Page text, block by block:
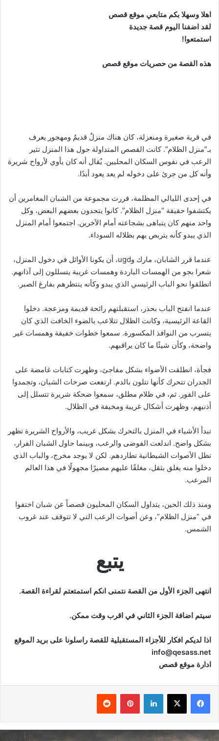
اهلا وسهلا بكم متابعي موقع قصص
لقد اضفنا اليوم قصة جديدة
استمتعوا!
هذه القصة من حصريات موقع قصص
في قرية صغيرة ومنعزلة، كان هناك منزلٌ قديمٌ ومهجور يعرف
بـ”منزل الظلام”. كانت القصص المتداولة حول هذا المنزل تثير
الرعب في نفوس السكان المحليين. يُقال أنه كان يأوي لأرواح شريرة
وأنه كل من جرئ على دخوله لم يعد يعود أبدًا.
في إحدى الليالي المظلمة، قررت مجموعة من الشبان المغامرين أن
يكتشفوا حقيقة “منزل الظلام”. كانوا يتحدون بعضهم البعض، وكل
واحد منهم كان يتباهى بشجاعته أمام الآخرين. اجتمعوا أمام المنزل
الذي يبدو كأنه يتربص بهم بظلاله السوداء.
عندما قرر الشابان، مارك وugd، أن يكونا الأوائل في دخول المنزل،
شعرا بجو من الهمسات الباردة وهمسات غريبة يتسللون إلى آذانهم.
انطلقوا نحو الباب الرئيسي الذي يبدو وكأنه ينتظرهم بفارغ الصبر.
عندما انفتح الباب بحذر، استقبلتهم رائحة قديمة ومزعجة. دخلوا
القاعة الرئيسية، وكانت الظلال تتلاعب بالضوء الخافت الذي كان
يتسرب من النوافذ المكسورة. سمعوا خطوات خفيفة وهمسات غير
واضحة، وكأن شيئًا ما كان يراقبهم.
فجأة، انطلقت الأضواء بشكل مفاجئ، وظهرت كتابات غامضة على
الجدران تتحرك كأنها تتلون بالدم. ارتفعت صرخات الشبان، وتجمدوا
على الفور. ثم، في ظلام مطلق، سمعوا ضحكة شريرة تتسلل إلى
أذنيهم، وظهرت أشكال غريبة ومخيفة في الظلال.
تبدأ الأشياء في المنزل بالتحرك بشكل غريب، والأرواح الشريرة تظهر
بشكل واضح. اندلعت الفوضى والرعب، وبينما حاول الشبان الفرار،
تظل الأصوات الشيطانية تطاردهم. لكن لا يوجد مخرج، والباب الذي
دخلوا منه يغلق بثقل، مغلقًا عليهم مصيرًا مجهولًا في هذا العالم
المرعب.
ومنذ ذلك الحين، يتداول السكان المحليون قصصاً عن شبان اختفوا
في “منزل الظلام”، وعن أصوات الرعب التي لا تتوقف عند غروب
الشمس.
يتبع
انتهى الجزء الأول من القصة نتمنى انكم استمتعتم لقراءة القصة.
سيتم اضافة الجزء الثاني في اقرب وقت ممكن.
اذا لديكم افكار للأجزاء المستقبلية للقصة راسلونا على بريد الموقع
info@qesass.net
ادارة موقع قصص
فيسبوك ‫X لينكدإن بينتيريست